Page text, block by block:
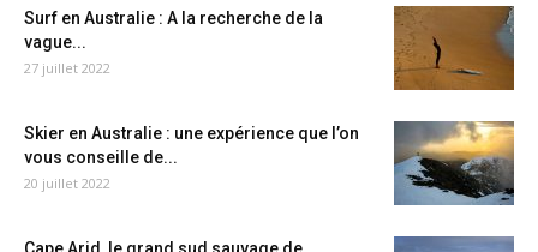
Surf en Australie : A la recherche de la
vague...
27 juillet 2022
Skier en Australie : une expérience que l’on
vous conseille de...
20 juillet 2022